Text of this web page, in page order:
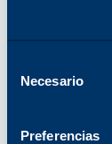
delNecesario
Preferencias